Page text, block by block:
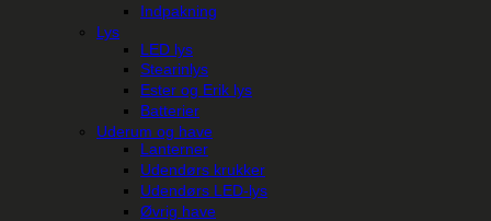
Indpakning
Lys
LED lys
Stearinlys
Ester og Erik lys
Batterier
Uderum og have
Lanterner
Udendørs krukker
Udendørs LED-lys
Øvrig have